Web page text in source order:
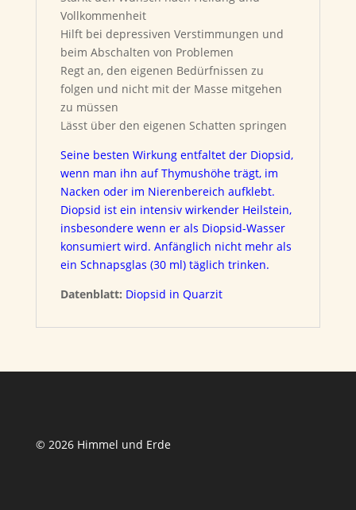
Vollkommenheit
Hilft bei depressiven Verstimmungen und
beim Abschalten von Problemen
Regt an, den eigenen Bedürfnissen zu
folgen und nicht mit der Masse mitgehen
zu müssen
Lässt über den eigenen Schatten springen
Seine besten Wirkung entfaltet der Diopsid,
wenn man ihn auf Thymushöhe trägt, im
Nacken oder im Nierenbereich aufklebt.
Diopsid ist ein intensiv wirkender Heilstein,
insbesondere wenn er als Diopsid-Wasser
konsumiert wird. Anfänglich nicht mehr als
ein Schnapsglas (30 ml) täglich trinken.
Datenblatt: Diopsid in Quarzit
© 2026 Himmel und Erde